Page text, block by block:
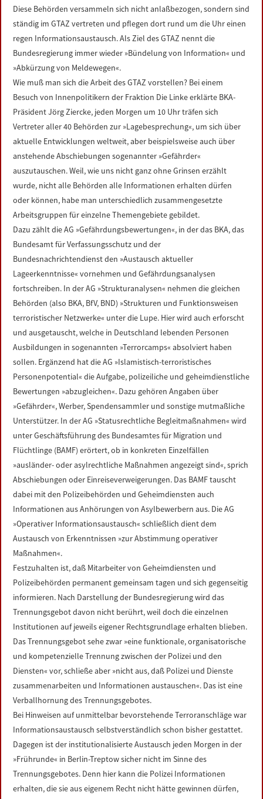
Diese Behörden versammeln sich nicht anlaßbezogen, sondern sind
ständig im GTAZ vertreten und pflegen dort rund um die Uhr einen
regen Informationsaustausch. Als Ziel des GTAZ nennt die
Bundesregierung immer wieder »Bündelung von Information« und
»Abkürzung von Meldewegen«.
Wie muß man sich die Arbeit des GTAZ vorstellen? Bei einem
Besuch von Innenpolitikern der Fraktion Die Linke erklärte BKA-
Präsident Jörg Ziercke, jeden Morgen um 10 Uhr träfen sich
Vertreter aller 40 Behörden zur »Lagebesprechung«, um sich über
aktuelle Entwicklungen weltweit, aber beispielsweise auch über
anstehende Abschiebungen sogenannter »Gefährder«
auszutauschen. Weil, wie uns nicht ganz ohne Grinsen erzählt
wurde, nicht alle Behörden alle Informationen erhalten dürfen
oder können, habe man unterschiedlich zusammengesetzte
Arbeitsgruppen für einzelne Themengebiete gebildet.
Dazu zählt die AG »Gefährdungsbewertungen«, in der das BKA, das
Bundesamt für Verfassungsschutz und der
Bundesnachrichtendienst den »Austausch aktueller
Lageerkenntnisse« vornehmen und Gefährdungsanalysen
fortschreiben. In der AG »Strukturanalysen« nehmen die gleichen
Behörden (also BKA, BfV, BND) »Strukturen und Funktionsweisen
terroristischer Netzwerke« unter die Lupe. Hier wird auch erforscht
und ausgetauscht, welche in Deutschland lebenden Personen
Ausbildungen in sogenannten »Terrorcamps« absolviert haben
sollen. Ergänzend hat die AG »Islamistisch-terroristisches
Personenpotential« die Aufgabe, polizeiliche und geheimdienstliche
Bewertungen »abzugleichen«. Dazu gehören Angaben über
»Gefährder«, Werber, Spendensammler und sonstige mutmaßliche
Unterstützer. In der AG »Statusrechtliche Begleitmaßnahmen« wird
unter Geschäftsführung des Bundesamtes für Migration und
Flüchtlinge (BAMF) erörtert, ob in konkreten Einzelfällen
»ausländer- oder asylrechtliche Maßnahmen angezeigt sind«, sprich
Abschiebungen oder Einreiseverweigerungen. Das BAMF tauscht
dabei mit den Polizeibehörden und Geheimdiensten auch
Informationen aus Anhörungen von Asylbewerbern aus. Die AG
»Operativer Informationsaustausch« schließlich dient dem
Austausch von Erkenntnissen »zur Abstimmung operativer
Maßnahmen«.
Festzuhalten ist, daß Mitarbeiter von Geheimdiensten und
Polizeibehörden permanent gemeinsam tagen und sich gegenseitig
informieren. Nach Darstellung der Bundesregierung wird das
Trennungsgebot davon nicht berührt, weil doch die einzelnen
Institutionen auf jeweils eigener Rechtsgrundlage erhalten blieben.
Das Trennungsgebot sehe zwar »eine funktionale, organisatorische
und kompetenzielle Trennung zwischen der Polizei und den
Diensten« vor, schließe aber »nicht aus, daß Polizei und Dienste
zusammenarbeiten und Informationen austauschen«. Das ist eine
Verballhornung des Trennungsgebotes.
Bei Hinweisen auf unmittelbar bevorstehende Terroranschläge war
Informationsaustausch selbstverständlich schon bisher gestattet.
Dagegen ist der institutionalisierte Austausch jeden Morgen in der
»Frührunde« in Berlin-Treptow sicher nicht im Sinne des
Trennungsgebotes. Denn hier kann die Polizei Informationen
erhalten, die sie aus eigenem Recht nicht hätte gewinnen dürfen,